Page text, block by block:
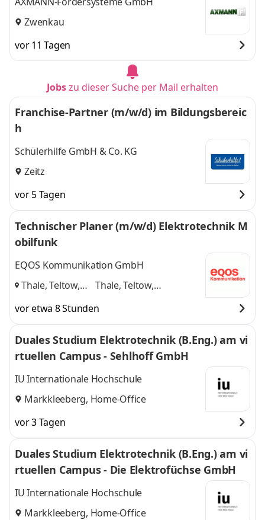
Zwenkau
vor 11 Tagen
Jobszu dieser Suche per Mail erhalten
Franchise-Partner (m/w/d) im Bildungsbereic
h
Schülerhilfe GmbH & Co. KG
Zeitz
vor 5 Tagen
Technischer Planer (m/w/d) Elektrotechnik M
obilfunk
EQOS Kommunikation GmbH
Thale, Teltow,
Thale, Teltow,
weitere
vor etwa 8 Stunden
Duales Studium Elektrotechnik (B.Eng.) am vi
rtuellen Campus - Sehlhoff GmbH
IU Internationale Hochschule
Markkleeberg, Home-Office
vor 3 Tagen
Duales Studium Elektrotechnik (B.Eng.) am vi
rtuellen Campus - Die Elektrofüchse GmbH
IU Internationale Hochschule
Markkleeberg, Home-Office